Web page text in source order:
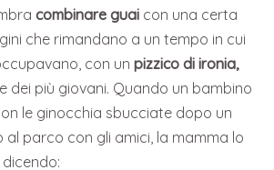
combinare guai con una certa
che rimandano a un tempo in cui
con unpizzico di ironia,
dei più giovani. Quando un bambino
le ginocchia sbucciate dopo un
al parco con gli amici, la mamma lo